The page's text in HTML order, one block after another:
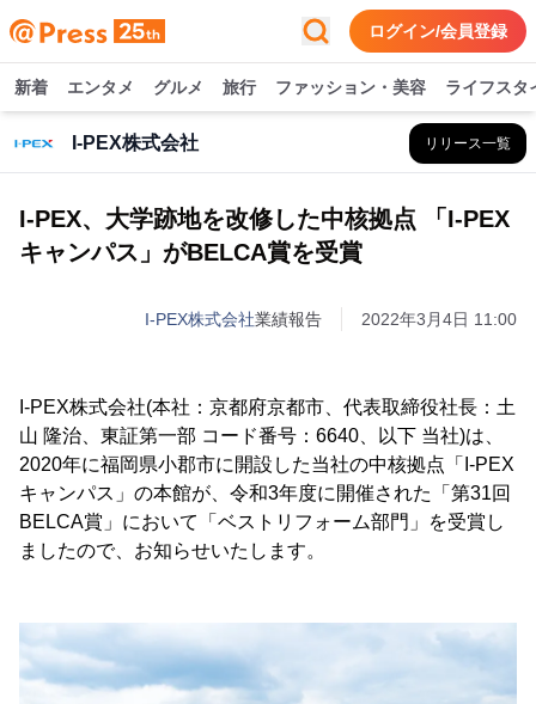
ログイン/会員登録
新着 エンタメ グルメ 旅行 ファッション・美容 ライフスタ
I-PEX株式会社 リリース一覧
I-PEX、大学跡地を改修した中核拠点 「I-PEX
キャンパス」がBELCA賞を受賞
I-PEX株式会社業績報告 2022年3月4日 11:00
I-PEX株式会社(本社：京都府京都市、代表取締役社長：土
山 隆治、東証第一部 コード番号：6640、以下 当社)は、
2020年に福岡県小郡市に開設した当社の中核拠点「I-PEX
キャンパス」の本館が、令和3年度に開催された「第31回
BELCA賞」において「ベストリフォーム部門」を受賞し
ましたので、お知らせいたします。